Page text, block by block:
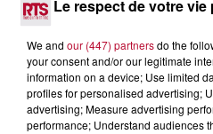
Après un franc succès l'été
7 et 8 août. Une fresque
Le respect de votre
We and our (447) partnersdo the
your consent and/or our legitimate
information on a device; Use limited
profiles for personalised advertising;
advertising; Measure advertising
performance; Understand audiences